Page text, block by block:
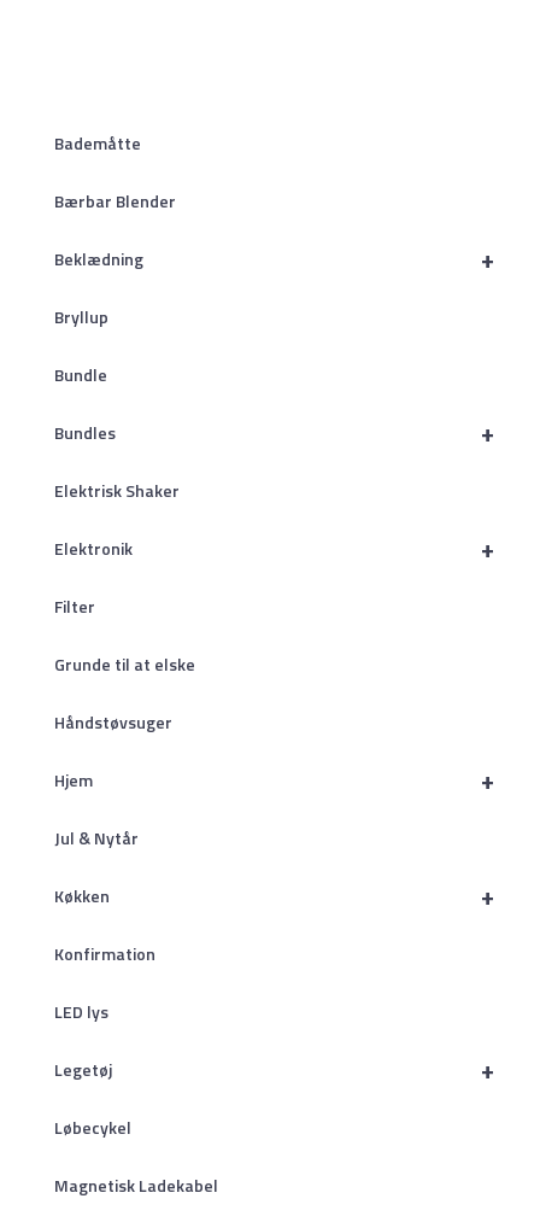
Bademåtte
Bærbar Blender
+
Beklædning
Bryllup
Bundle
+
Bundles
Elektrisk Shaker
+
Elektronik
Filter
Grunde til at elske
Håndstøvsuger
+
Hjem
Jul & Nytår
+
Køkken
Konfirmation
LED lys
+
Legetøj
Løbecykel
Magnetisk Ladekabel